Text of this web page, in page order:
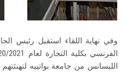
وفي نهاية اللقاء استقبل رئيس
الليسانس من جامعة بواتييه لتهنئتهم